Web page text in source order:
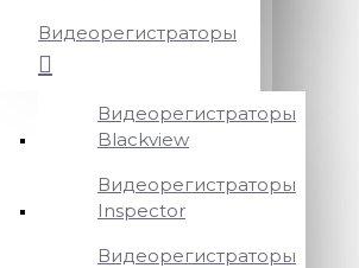
Видеорегистраторы
Видеорегистраторы
Blackview
Видеорегистраторы
Inspector
Видеорегистраторы